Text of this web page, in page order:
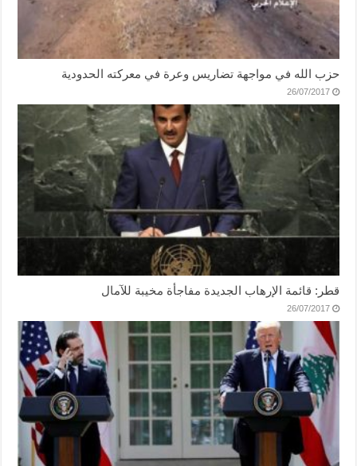
حزب الله في مواجهة تضاريس وعرة في معركته الحدودية
26/07/2017
قطر: قائمة الإرهاب الجديدة مفاجأة مخيبة للآمال
26/07/2017